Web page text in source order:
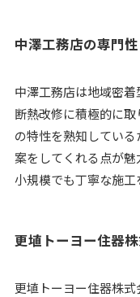
中澤工務店の専門性
中澤工務店は地域密
断熱改修に積極的に
の特性を熟知してい
案をしてくれる点が魅
小規模でも丁寧な施工
更埴トーヨー住器
更埴トーヨー住器株